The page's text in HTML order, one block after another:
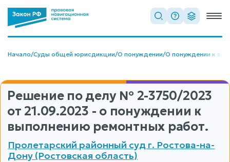
Начало/Суды общей юрисдикции/О понуждении/О понуждении к
Решение по делу № 2-3750/2023
от 21.09.2023 - о понуждении к
выполнению ремонтных работ.
Пролетарский районный суд г. Ростова-на-
Дону (Ростовская область)